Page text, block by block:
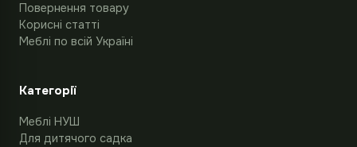
Повернення товару
Корисні статті
Меблі по всій Україні
Категорії
Меблі НУШ
Для дитячого садка